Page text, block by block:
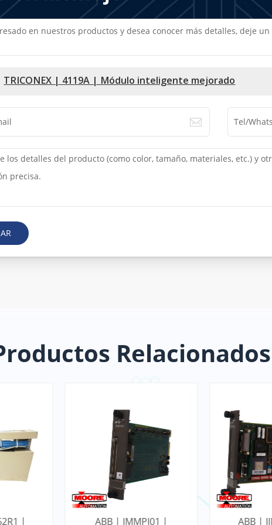
en nuestros productos y desea conocer más detalles, deje
TRICONEX | 4119A | Módulo inteligente mejorado
Relacionados
|
ABB | IMMPI01 |
ABB |